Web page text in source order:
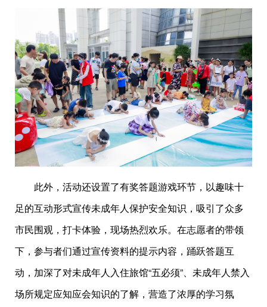
此外，活动还设置了有奖答题游戏环节，以趣味十
足的互动形式宣传未成年人保护安全知识，吸引了众多
市民围观，打卡体验，现场热烈欢乐。在志愿者的带领
下，参与者们通过宣传资料的提示内容，踊跃答题互
动，加深了对未成年人入住旅馆“五必须”、未成年人禁入
场所规定应知应会知识的了解，营造了浓厚的学习氛